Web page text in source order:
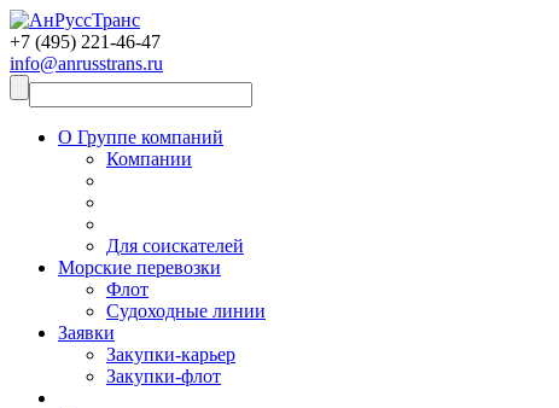
+7 (495) 221-46-47
info@anrusstrans.ru
О Группе компаний
Компании
Для соискателей
Морские перевозки
Флот
Судоходные линии
Заявки
Закупки-карьер
Закупки-флот